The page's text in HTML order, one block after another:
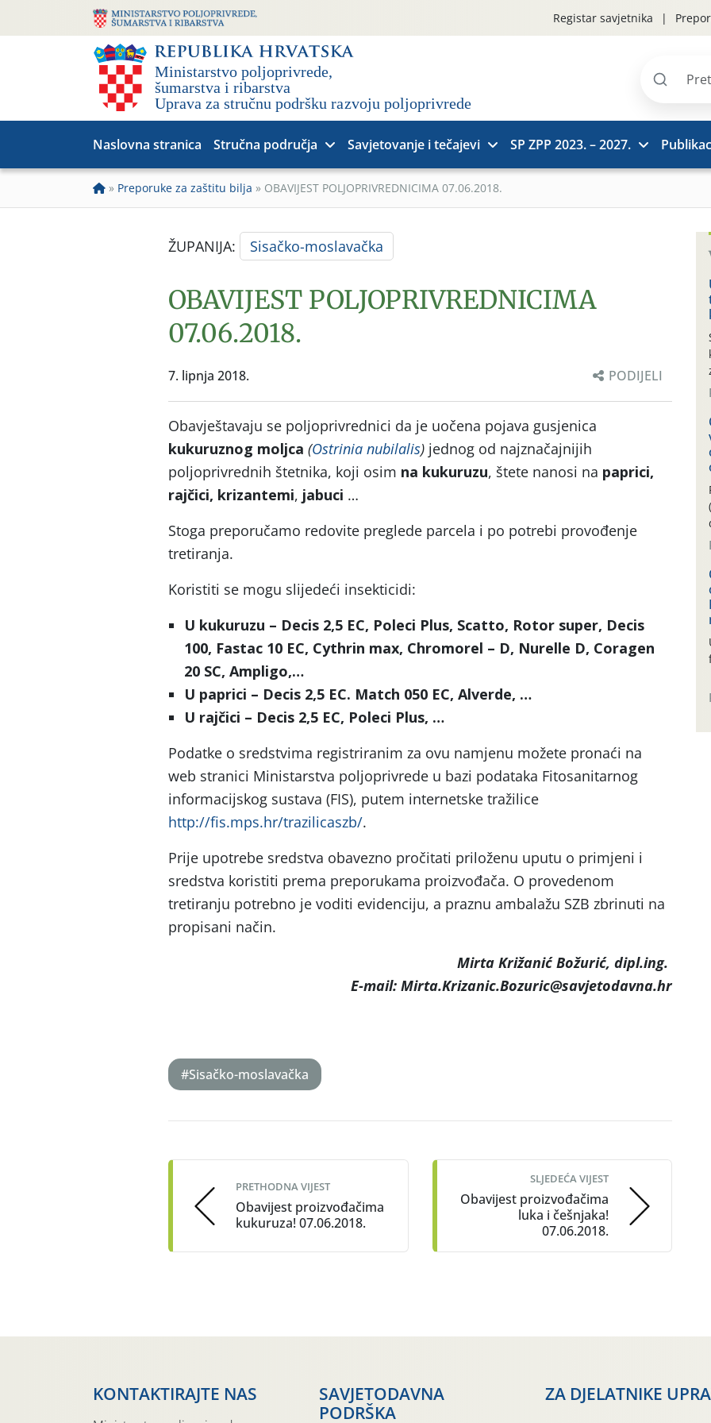
Registar savjetnika
Pretraži
Naslovna stranica Stručna područja Savjetovanje i tečajevi SP ZPP 2023. – 2027.
» Preporuke za zaštitu bilja » OBAVIJEST POLJOPRIVREDNICIMA 07.06.2018.
ŽUPANIJA: Sisačko-moslavačka
OBAVIJEST POLJOPRIVREDNICIMA
07.06.2018.
7. lipnja 2018. PODIJELI
Obavještavaju se poljoprivrednici da je uočena pojava gusjenica
kukuruznog moljca (Ostrinia nubilalis) jednog od najznačajnijih
poljoprivrednih štetnika, koji osim na kukuruzu, štete nanosi na paprici,
rajčici, krizantemi, jabuci …
Stoga preporučamo redovite preglede parcela i po potrebi provođenje
tretiranja.
Koristiti se mogu slijedeći insekticidi:
U kukuruzu – Decis 2,5 EC, Poleci Plus, Scatto, Rotor super, Decis
100, Fastac 10 EC, Cythrin max, Chromorel – D, Nurelle D, Coragen
20 SC, Ampligo,…
U paprici – Decis 2,5 EC. Match 050 EC, Alverde, …
U rajčici – Decis 2,5 EC, Poleci Plus, …
Podatke o sredstvima registriranim za ovu namjenu možete pronaći na
web stranici Ministarstva poljoprivrede u bazi podataka Fitosanitarnog
informacijskog sustava (FIS), putem internetske tražilice
http://fis.mps.hr/trazilicaszb/.
Prije upotrebe sredstva obavezno pročitati priloženu uputu o primjeni i
sredstva koristiti prema preporukama proizvođača. O provedenom
tretiranju potrebno je voditi evidenciju, a praznu ambalažu SZB zbrinuti na
propisani način.
Mirta Križanić Božurić, dipl.ing.
E-mail: Mirta.Krizanic.Bozuric@savjetodavna.hr
#Sisačko-moslavačka
navigation
PRETHODNA VIJEST
Obavijest proizvođačima
kukuruza! 07.06.2018.
SLJEDEĆA VIJEST
Obavijest proizvođačima
luka i češnjaka!
07.06.2018.
KONTAKTIRAJTE NAS
SAVJETODAVNA
PODRŠKA
ZA DJELATNIKE